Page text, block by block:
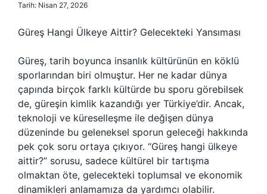
Tarih: Nisan 27, 2026
Güreş Hangi Ülkeye Aittir? Gelecekteki Yansıması
Güreş, tarih boyunca insanlık kültürünün en köklü
sporlarından biri olmuştur. Her ne kadar dünya
çapında birçok farklı kültürde bu sporu görebilsek
de, güreşin kimlik kazandığı yer Türkiye’dir. Ancak,
teknoloji ve küreselleşme ile değişen dünya
düzeninde bu geleneksel sporun geleceği hakkında
pek çok soru ortaya çıkıyor. “Güreş hangi ülkeye
aittir?” sorusu, sadece kültürel bir tartışma
olmaktan öte, gelecekteki toplumsal ve ekonomik
dinamikleri anlamamıza da yardımcı olabilir.